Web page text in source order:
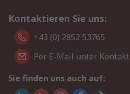
Kontaktieren Sie uns:
+43 (0) 2852 53765
Per E-Mail unter Kontakt
Sie finden uns auch auf: